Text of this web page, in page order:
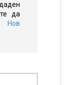
да
Нов